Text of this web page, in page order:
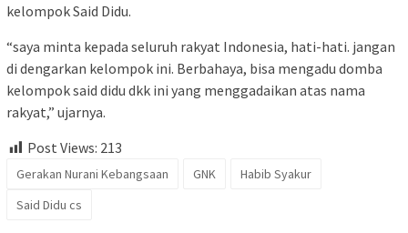
kelompok Said Didu.
“saya minta kepada seluruh rakyat Indonesia, hati-hati. jangan
di dengarkan kelompok ini. Berbahaya, bisa mengadu domba
kelompok said didu dkk ini yang menggadaikan atas nama
rakyat,” ujarnya.
Post Views: 213
Gerakan Nurani Kebangsaan GNK
Habib Syakur
Said Didu cs